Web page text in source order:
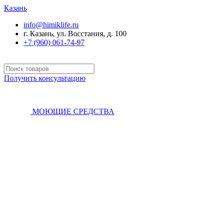
Казань
info@himiklife.ru
г. Казань, ул. Восстания, д. 100
+7 (960) 061-74-97
Получить консультацию
МОЮЩИЕ СРЕДСТВА